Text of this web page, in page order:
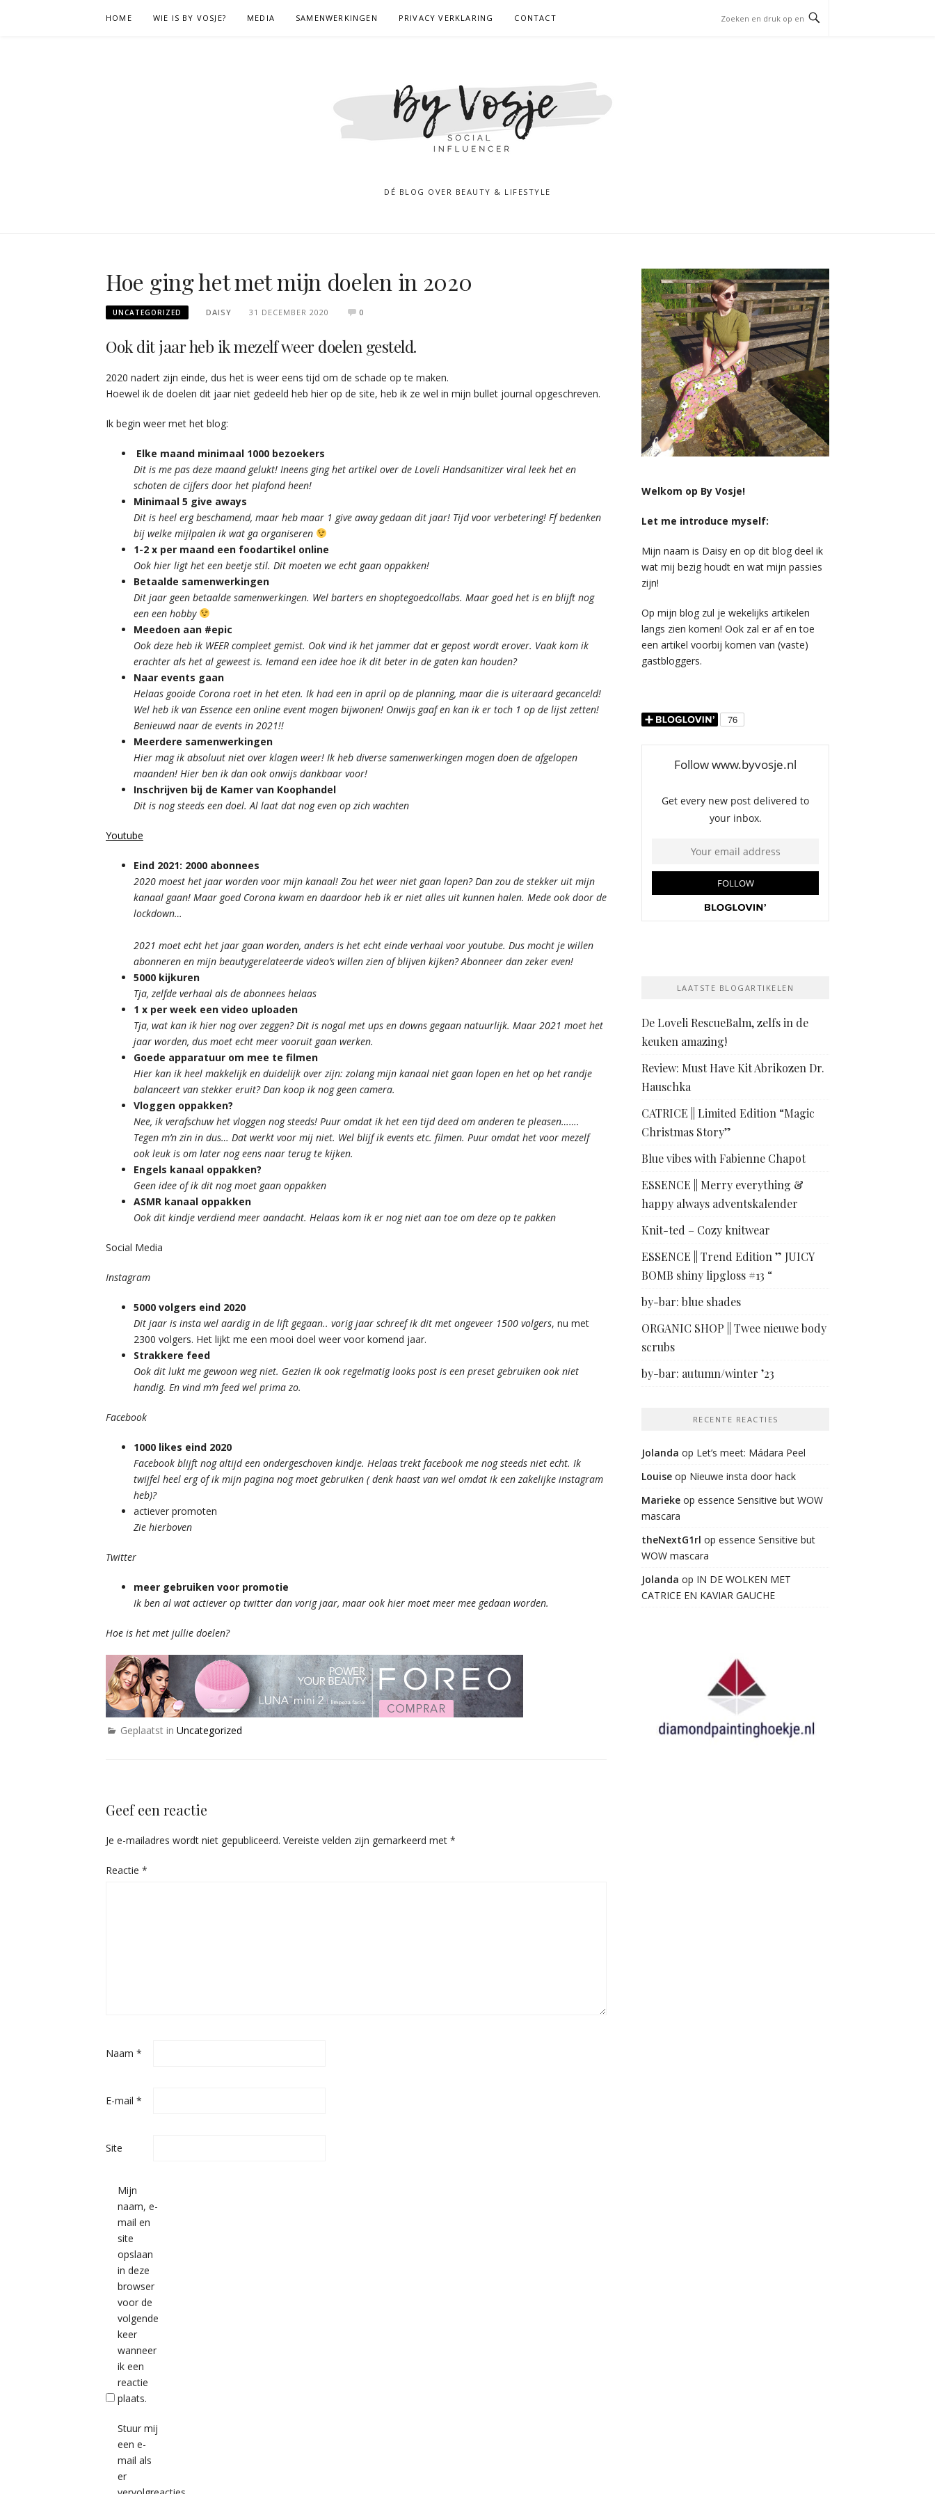
HOME WIE IS BY VOSJE? MEDIA SAMENWERKINGEN PRIVACY VERKLARING CONTACT
DÉ BLOG OVER BEAUTY & LIFESTYLE
Hoe ging het met mijn doelen in 2020
UNCATEGORIZED DAISY 31 DECEMBER 2020 0
Ook dit jaar heb ik mezelf weer doelen gesteld.
2020 nadert zijn einde, dus het is weer eens tijd om de schade op te maken.
Hoewel ik de doelen dit jaar niet gedeeld heb hier op de site, heb ik ze wel in mijn bullet journal opgeschreven.
Ik begin weer met het blog:
Elke maand minimaal 1000 bezoekers
Dit is me pas deze maand gelukt! Ineens ging het artikel over de Loveli Handsanitizer viral leek het en
schoten de cijfers door het plafond heen!
Minimaal 5 give aways
Dit is heel erg beschamend, maar heb maar 1 give away gedaan dit jaar! Tijd voor verbetering! Ff bedenken
bij welke mijlpalen ik wat ga organiseren
1-2 x per maand een foodartikel online
Ook hier ligt het een beetje stil. Dit moeten we echt gaan oppakken!
Betaalde samenwerkingen
Dit jaar geen betaalde samenwerkingen. Wel barters en shoptegoedcollabs. Maar goed het is en blijft nog
een een hobby
Meedoen aan #epic
Ook deze heb ik WEER compleet gemist. Ook vind ik het jammer dat er gepost wordt erover. Vaak kom ik
erachter als het al geweest is. Iemand een idee hoe ik dit beter in de gaten kan houden?
Naar events gaan
Helaas gooide Corona roet in het eten. Ik had een in april op de planning, maar die is uiteraard gecanceld!
Wel heb ik van Essence een online event mogen bijwonen! Onwijs gaaf en kan ik er toch 1 op de lijst zetten!
Benieuwd naar de events in 2021!!
Meerdere samenwerkingen
Hier mag ik absoluut niet over klagen weer! Ik heb diverse samenwerkingen mogen doen de afgelopen
maanden! Hier ben ik dan ook onwijs dankbaar voor!
Inschrijven bij de Kamer van Koophandel
Dit is nog steeds een doel. Al laat dat nog even op zich wachten
Youtube
Eind 2021: 2000 abonnees
2020 moest het jaar worden voor mijn kanaal! Zou het weer niet gaan lopen? Dan zou de stekker uit mijn
kanaal gaan! Maar goed Corona kwam en daardoor heb ik er niet alles uit kunnen halen. Mede ook door de
lockdown…
2021 moet echt het jaar gaan worden, anders is het echt einde verhaal voor youtube. Dus mocht je willen
abonneren en mijn beautygerelateerde video’s willen zien of blijven kijken? Abonneer dan zeker even!
5000 kijkuren
Tja, zelfde verhaal als de abonnees helaas
1 x per week een video uploaden
Tja, wat kan ik hier nog over zeggen? Dit is nogal met ups en downs gegaan natuurlijk. Maar 2021 moet het
jaar worden, dus moet echt meer vooruit gaan werken.
Goede apparatuur om mee te filmen
Hier kan ik heel makkelijk en duidelijk over zijn: zolang mijn kanaal niet gaan lopen en het op het randje
balanceert van stekker eruit? Dan koop ik nog geen camera.
Vloggen oppakken?
Nee, ik verafschuw het vloggen nog steeds! Puur omdat ik het een tijd deed om anderen te pleasen…….
Tegen m’n zin in dus… Dat werkt voor mij niet. Wel blijf ik events etc. filmen. Puur omdat het voor mezelf
ook leuk is om later nog eens naar terug te kijken.
Engels kanaal oppakken?
Geen idee of ik dit nog moet gaan oppakken
ASMR kanaal oppakken
Ook dit kindje verdiend meer aandacht. Helaas kom ik er nog niet aan toe om deze op te pakken
Social Media
Instagram
5000 volgers eind 2020
Dit jaar is insta wel aardig in de lift gegaan.. vorig jaar schreef ik dit met ongeveer 1500 volgers, nu met
2300 volgers. Het lijkt me een mooi doel weer voor komend jaar.
Strakkere feed
Ook dit lukt me gewoon weg niet. Gezien ik ook regelmatig looks post is een preset gebruiken ook niet
handig. En vind m’n feed wel prima zo.
Facebook
1000 likes eind 2020
Facebook blijft nog altijd een ondergeschoven kindje. Helaas trekt facebook me nog steeds niet echt. Ik
twijfel heel erg of ik mijn pagina nog moet gebruiken ( denk haast van wel omdat ik een zakelijke instagram
heb)?
actiever promoten
Zie hierboven
Twitter
meer gebruiken voor promotie
Ik ben al wat actiever op twitter dan vorig jaar, maar ook hier moet meer mee gedaan worden.
Hoe is het met jullie doelen?
Geplaatst in Uncategorized
Geef een reactie
Je e-mailadres wordt niet gepubliceerd. Vereiste velden zijn gemarkeerd met *
Reactie *
Naam *
E-mail *
Site
Mijn
naam, e-
mail en
site
opslaan
in deze
browser
voor de
volgende
keer
wanneer
ik een
reactie
plaats.
Stuur mij
een e-
mail als
er
Welkom op By Vosje!
Let me introduce myself:
Mijn naam is Daisy en op dit blog deel ik
wat mij bezig houdt en wat mijn passies
zijn!
Op mijn blog zul je wekelijks artikelen
langs zien komen! Ook zal er af en toe
een artikel voorbij komen van (vaste)
gastbloggers.
LAATSTE BLOGARTIKELEN
De Loveli RescueBalm, zelfs in de
keuken amazing!
Review: Must Have Kit Abrikozen Dr.
Hauschka
CATRICE || Limited Edition “Magic
Christmas Story”
Blue vibes with Fabienne Chapot
ESSENCE || Merry everything &
happy always adventskalender
Knit-ted – Cozy knitwear
ESSENCE || Trend Edition ” JUICY
BOMB shiny lipgloss #13 “
by-bar: blue shades
ORGANIC SHOP || Twee nieuwe body
scrubs
by-bar: autumn/winter ’23
RECENTE REACTIES
Jolanda op Let’s meet: Mádara Peel
Louise op Nieuwe insta door hack
Marieke op essence Sensitive but WOW
mascara
theNextG1rl op essence Sensitive but
WOW mascara
Jolanda op IN DE WOLKEN MET
CATRICE EN KAVIAR GAUCHE